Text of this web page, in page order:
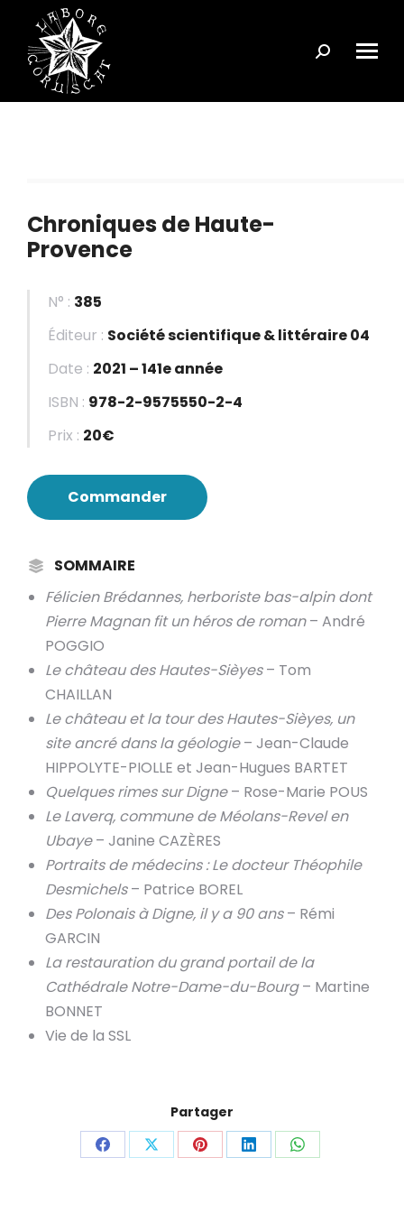
Search:
Chroniques de Haute-
Provence
N° : 385
Éditeur : Société scientifique & littéraire 04
Date : 2021 – 141e année
ISBN : 978-2-9575550-2-4
Prix : 20€
Commander
SOMMAIRE
Félicien Brédannes, herboriste bas-alpin dont
Pierre Magnan fit un héros de roman– André
POGGIO
Le château des Hautes-Sièyes– Tom
CHAILLAN
Le château et la tour des Hautes-Sièyes, un
site ancré dans la géologie– Jean-Claude
HIPPOLYTE-PIOLLE et Jean-Hugues BARTET
Quelques rimes sur Digne– Rose-Marie POUS
Le Laverq, commune de Méolans-Revel en
Ubaye– Janine CAZÈRES
Portraits de médecins : Le docteur Théophile
Desmichels– Patrice BOREL
Des Polonais à Digne, il y a 90 ans– Rémi
GARCIN
La restauration du grand portail de la
Cathédrale Notre-Dame-du-Bourg– Martine
BONNET
Vie de la SSL
Partager
Share Share Share Share Share